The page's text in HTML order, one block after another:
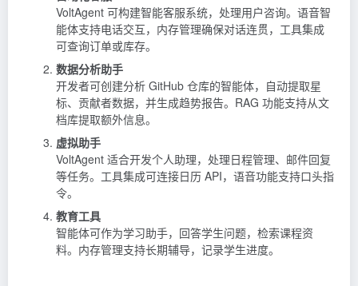
VoltAgent 可构建智能客服系统，处理用户咨询。语音智
能体支持电话交互，内存管理确保对话连贯，工具集成
可查询订单或库存。
数据分析助手
开发者可创建分析 GitHub 仓库的智能体，自动提取星
标、贡献者数据，并生成趋势报告。RAG 功能支持从文
档库提取额外信息。
虚拟助手
VoltAgent 适合开发个人助理，处理日程管理、邮件回复
等任务。工具集成可连接日历 API，语音功能支持口头指
令。
教育工具
智能体可作为学习助手，回答学生问题，检索课程资
料。内存管理支持长期辅导，记录学生进度。